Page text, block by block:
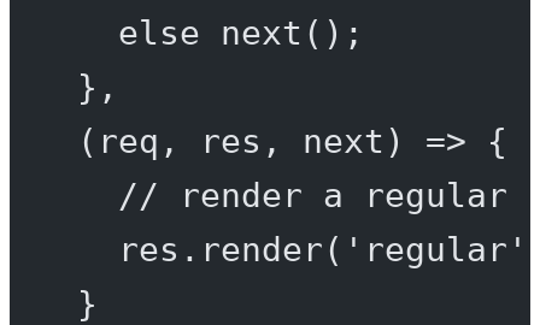
else
next ();
},
( req , res , next ) => {
// render a regular
res. render( 'regular'
}